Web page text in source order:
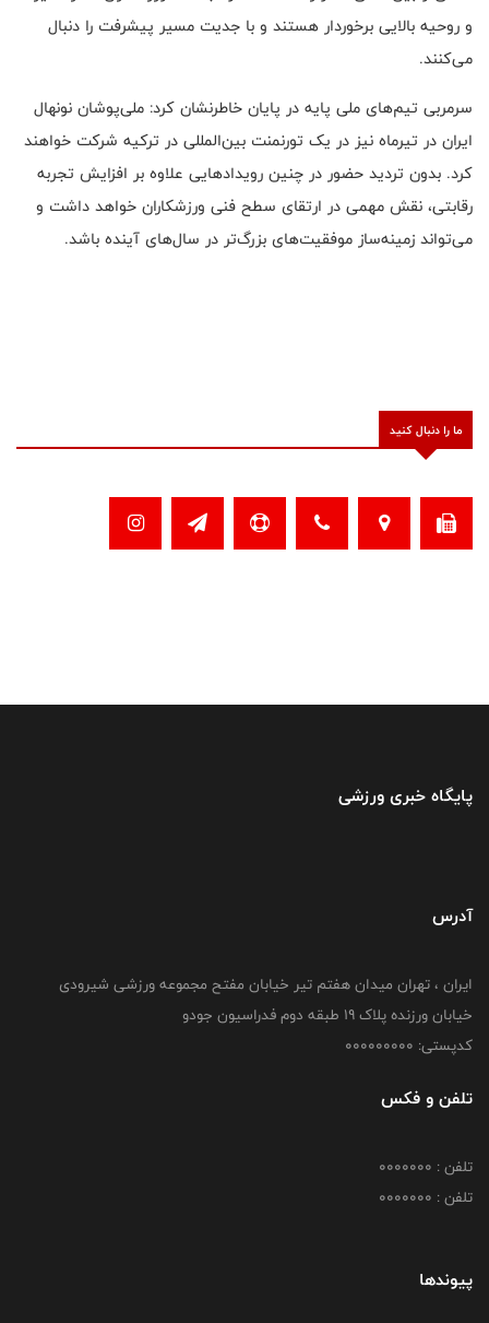
و روحیه بالایی برخوردار هستند و با جدیت مسیر پیشرفت را دنبال
می‌کنند.
سرمربی تیم‌های ملی پایه در پایان خاطرنشان کرد: ملی‌پوشان نونهال
ایران در تیرماه نیز در یک تورنمنت بین‌المللی در ترکیه شرکت خواهند
کرد. بدون تردید حضور در چنین رویدادهایی علاوه بر افزایش تجربه
رقابتی، نقش مهمی در ارتقای سطح فنی ورزشکاران خواهد داشت و
می‌تواند زمینه‌ساز موفقیت‌های بزرگ‌تر در سال‌های آینده باشد.
ما را دنبال کنید
پایگاه خبری ورزشی
آدرس
ایران ، تهران میدان هفتم تیر خیابان مفتح مجموعه ورزشی شیرودی
خیابان ورزنده پلاک ۱۹ طبقه دوم فدراسیون جودو
کدپستی: 000000000
تلفن و فکس
تلفن : 0000000
تلفن : 0000000
پیوندها